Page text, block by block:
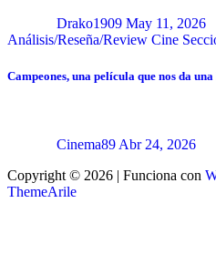
Drako1909 May 11, 2026
Análisis/Reseña/Review Cine
Campeones, una película que nos da
Cinema89 Abr 24, 2026
Copyright © 2026 | Funciona con
ThemeArile